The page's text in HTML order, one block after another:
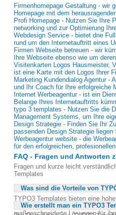
Firmenhomepage Gestaltung - wir
Homepage mit dem
Profi Homepage - Nutzen Sie Ihre
networking und zur Optimierung
Webdesign Service - bietet dne
rund um den Internetauftritt eines
Firmen Webseite betreuen - wir
Ihre Webseite ebenso wie um
Visitenkarten Logos Hausmeister,
ist eine Karte mit den Logos Ihrer
Marketing Kundendialog Agentur -
und Ihr Coach für Ihre erfolgreiche
Internet Werbeagentur - ist ein
Belange Ihres Internetauftritts
typo 3 templates - Nutzen Sie die
Management Systems, um Ihre
Design Strategie - Finden Sie Ihr
passenden Design Strategie liegen
Werbeagentur website - die
für den erfolgreichen,
FAQ - Fragen und Antworten
Fragen und kurze leicht
Templates
Was sind die Vorteile von
TYPO3 Templates bieten eine
Anpassungsfähigkeit, die es
maßgeschneiderte Lösungen für
Wie erstellt man ein TYPO3